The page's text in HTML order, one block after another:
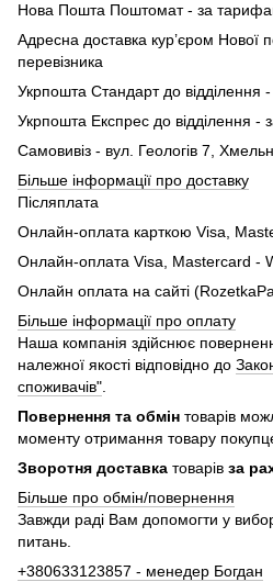
Нова Пошта Поштомат - за
Адресна доставка кур’єром Нової
перевізника
Укрпошта Стандарт до відділення
Укрпошта Експрес до відділення -
Самовивіз - вул. Геологів 7,
Більше інформації про доставку
Післяплата
Онлайн-оплата карткою Visa,
Онлайн-оплата Visa, Mastercard -
Онлайн оплата на сайті
Більше інформації про оплату
Наша компанія здійснює
належної якості відповідно до
споживачів".
Повернення та обмін товарів
моменту отримання товару
Зворотня доставка товарів за
Більше про обмін/повернення
Завжди раді Вам допомогти у
питань.
+380633123857 - менедер Богдан